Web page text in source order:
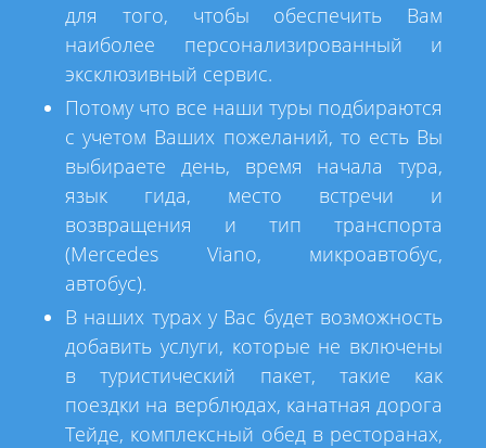
для того, чтобы обеспечить Вам
наиболее персонализированный и
эксклюзивный сервис.
Потому что все наши туры подбираются
с учетом Ваших пожеланий, то есть Вы
выбираете день, время начала тура,
язык гида, место встречи и
возвращения и тип транспорта
(Mercedes Viano, микроавтобус,
автобус).
В наших турах у Вас будет возможность
добавить услуги, которые не включены
в туристический пакет, такие как
поездки на верблюдах, канатная дорога
Тейде, комплексный обед в ресторанах,